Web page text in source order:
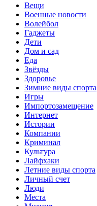
Вещи
Военные новости
Волейбол
Гаджеты
Дети
Дом и сад
Еда
Звёзды
Здоровье
Зимние виды спорта
Игры
Импортозамещение
Интернет
Истории
Компании
Криминал
Культура
Лайфхаки
Летние виды спорта
Личный счет
Люди
Места